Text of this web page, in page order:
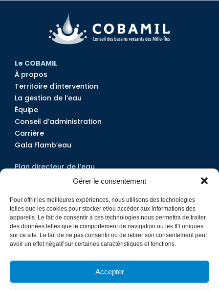
Gérer le consentement
Pour offrir les meilleures expériences, nous utilisons des technologies
telles que les cookies pour stocker et/ou accéder aux informations des
appareils. Le fait de consentir à ces technologies nous permettra de traiter
des données telles que le comportement de navigation ou les ID uniques
sur ce site. Le fait de ne pas consentir ou de retirer son consentement peut
avoir un effet négatif sur certaines caractéristiques et fonctions.
Accepter
Le COBAMIL
À propos
Territoire d’intervention
La gestion de l’eau
Équipe
Conseil d’administration
Carrière
Gala Flamb’eau
Plan directeur de l’eau
Outils et documentation
Qualité de l’eau
Devenir membre
Médias